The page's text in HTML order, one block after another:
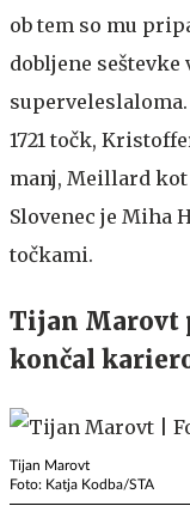
ob tem so mu
dobljene
1721 točk,
manj, Meillard kot
Slovenec je Miha
točkami.
Tijan Marovt
končal
Tijan Marovt
Foto: Katja Kodba/STA